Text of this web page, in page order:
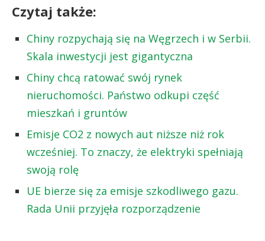
Czytaj także:
Chiny rozpychają się na Węgrzech i w Serbii.
Skala inwestycji jest gigantyczna
Chiny chcą ratować swój rynek
nieruchomości. Państwo odkupi część
mieszkań i gruntów
Emisje CO2 z nowych aut niższe niż rok
wcześniej. To znaczy, że elektryki spełniają
swoją rolę
UE bierze się za emisje szkodliwego gazu.
Rada Unii przyjęła rozporządzenie